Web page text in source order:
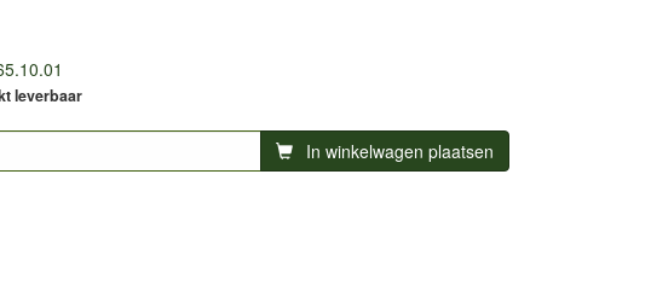
leverbaar
In winkelwagen plaatsen